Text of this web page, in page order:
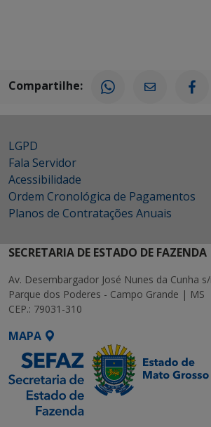
Compartilhe:
LGPD
Fala Servidor
Acessibilidade
Ordem Cronológica de Pagamentos
Planos de Contratações Anuais
SECRETARIA DE ESTADO DE FAZENDA
Av. Desembargador José Nunes da Cunha
Parque dos Poderes - Campo Grande | MS
CEP.: 79031-310
MAPA